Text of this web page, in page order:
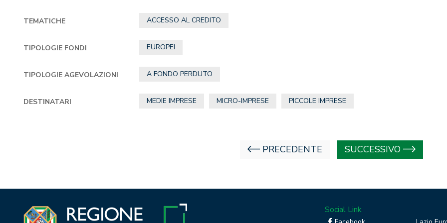
TEMATICHE ACCESSO AL CREDITO
TIPOLOGIE FONDI EUROPEI
TIPOLOGIE AGEVOLAZIONI A FONDO PERDUTO
DESTINATARI MEDIE IMPRESE MICRO-IMPRESE PICCOLE IMPRESE
PRECEDENTE SUCCESSIVO
Social Link